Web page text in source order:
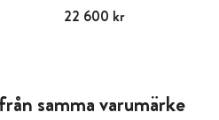
Pris:22 600 kr
22 600 kr
samma varumärke